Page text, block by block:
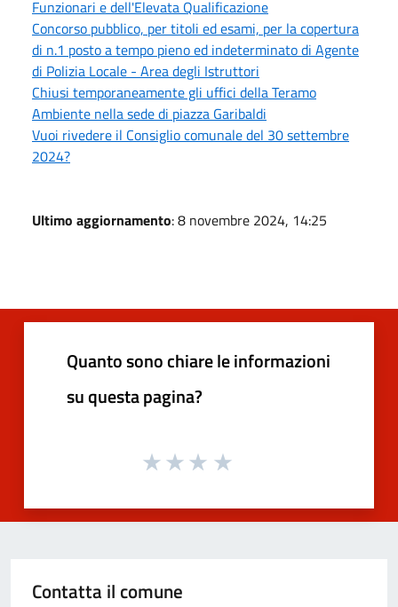
Funzionari e dell'Elevata Qualificazione
Concorso pubblico, per titoli ed esami, per la copertura
di n.1 posto a tempo pieno ed indeterminato di Agente
di Polizia Locale - Area degli Istruttori
Chiusi temporaneamente gli uffici della Teramo
Ambiente nella sede di piazza Garibaldi
Vuoi rivedere il Consiglio comunale del 30 settembre
2024?
Ultimo aggiornamento: 8 novembre 2024, 14:25
Quanto sono chiare le informazioni
su questa pagina?
Contatta il comune